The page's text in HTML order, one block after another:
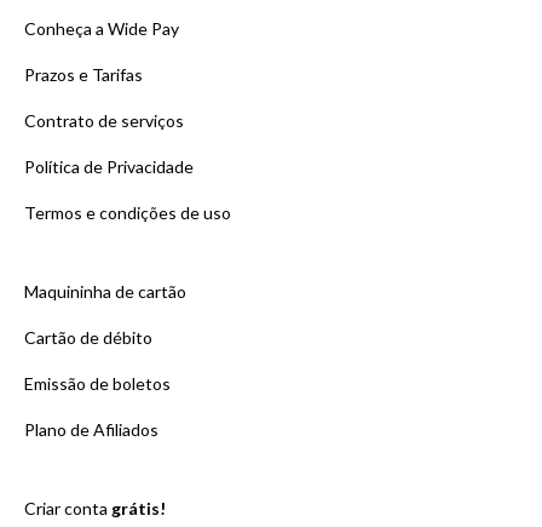
Conheça a Wide Pay
Prazos e Tarifas
Contrato de serviços
Política de Privacidade
Termos e condições de uso
Maquininha de cartão
Cartão de débito
Emissão de boletos
Plano de Afiliados
Criar conta grátis!